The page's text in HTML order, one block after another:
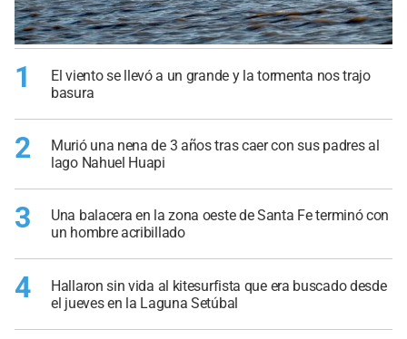
1
El viento se llevó a un grande y la tormenta nos trajo
basura
2
Murió una nena de 3 años tras caer con sus padres al
lago Nahuel Huapi
3
Una balacera en la zona oeste de Santa Fe terminó con
un hombre acribillado
4
Hallaron sin vida al kitesurfista que era buscado desde
el jueves en la Laguna Setúbal